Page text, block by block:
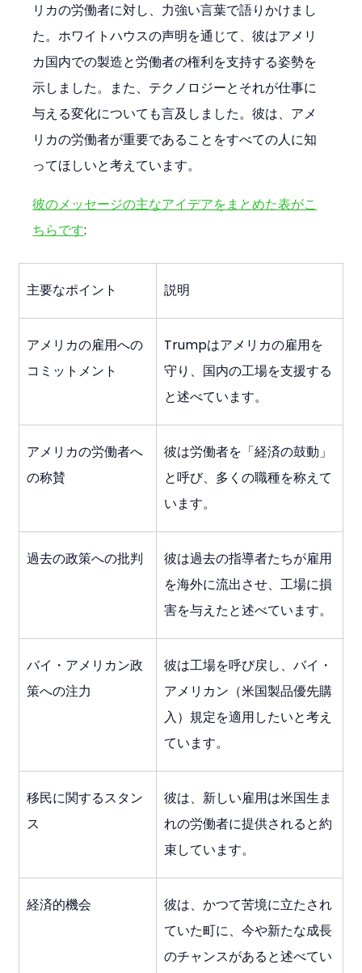
リカの労働者に対し、力強い言葉で語りかけまし
た。ホワイトハウスの声明を通じて、彼はアメリ
カ国内での製造と労働者の権利を支持する姿勢を
示しました。また、テクノロジーとそれが仕事に
与える変化についても言及しました。彼は、アメ
リカの労働者が重要であることをすべての人に知
ってほしいと考えています。
彼のメッセージの主なアイデアをまとめた表がこ
ちらです:
主要なポイント 説明
アメリカの雇用への
コミットメント
Trumpはアメリカの雇用を
守り、国内の工場を支援する
と述べています。
アメリカの労働者へ
の称賛
彼は労働者を「経済の鼓動」
と呼び、多くの職種を称えて
います。
過去の政策への批判
彼は過去の指導者たちが雇用
を海外に流出させ、工場に損
害を与えたと述べています。
バイ・アメリカン政
策への注力
彼は工場を呼び戻し、バイ・
アメリカン（米国製品優先購
入）規定を適用したいと考え
ています。
移民に関するスタン
ス
彼は、新しい雇用は米国生ま
れの労働者に提供されると約
束しています。
経済的機会
彼は、かつて苦境に立たされ
ていた町に、今や新たな成長
のチャンスがあると述べてい